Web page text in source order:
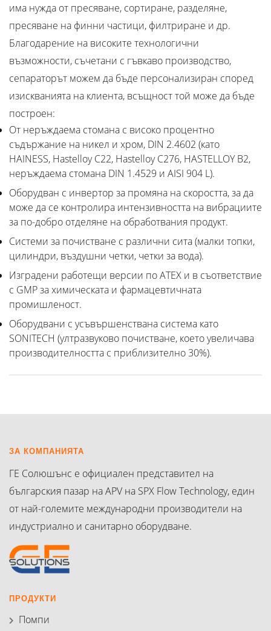
има нужда от пресяване, сортиране, разделяне,
пресяване на финни частици, филтриране и др.
Благодарение на високите технологични
възможности, съчетани с гъвкаво производство,
сепараторът можем да бъде персонализиран според
изискванията на клиента, всъщност той може да бъде
построен:
От неръждаема стомана с високо процентно
съдържание на никел и хром, DIN 2.4602 (като
HAINESS, Hastelloy C22, Hastelloy C276, HASTELLOY B2,
неръждаема стомана DIN 1.4529 и AISI 904 L).
Оборудван с инвертор за промяна на скоростта, за да
може да се контролира интензивността на вибрациите
за по-добро отделяне на обработвания продукт.
Системи за почистване с различни сита (малки топки,
цилиндри, въздушни четки, четки за вода).
Изградени работещи версии по ATEX и в съответствие
с GMP за химическата и фармацевтичната
промишленост.
Оборудвани с усъвършенствана система като
SONITECH (ултразвуково почистване, което увеличава
производителността с приблизително 30%).
ЗА КОМПАНИЯТА
ГЕ Солюшънс е официален представител на
българския пазар на APV на SPX Flow Technology, един
от най-големите международни производители на
индустриално и санитарно оборудване.
ПРОДУКТИ
Помпи